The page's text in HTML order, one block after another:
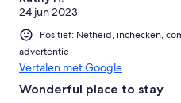
24 jun 2023
Positief: Netheid, inchecken,
advertentie
Vertalen met Google
Wonderful place to stay